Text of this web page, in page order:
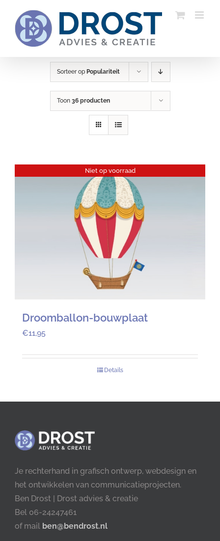
inhoud
Sorteer op Populariteit
Toon 36 producten
Niet op voorraad
Droomballon-bouwplaat
€11,95
Details
Je rechterhand in grafisch ontwerp, webdesign en
het ontwikkelen van communicatieprojecten.
Ben Drost | Drost advies & creatie
Bel 06-24247461
of mail ben@bendrost.nl